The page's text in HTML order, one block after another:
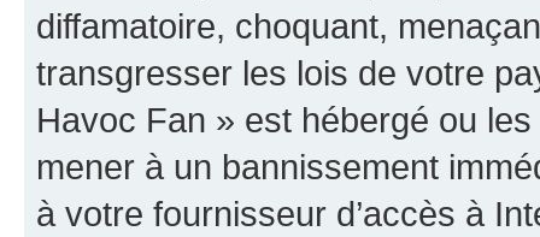
diffamatoire, choquant,
transgresser les lois de votre
Havoc Fan » est hébergé ou
mener à un bannissement
à votre fournisseur d’accès à